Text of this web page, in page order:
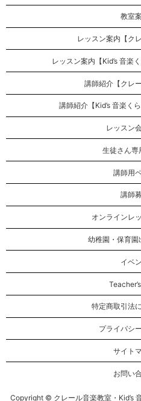
教室
レッスン案内【ク
レッスン案内【Kid’s 音楽
講師紹介【クレ
講師紹介【Kid’s 音楽く
レッスン
生徒さん専
講師用
講師
オンラインレ
幼稚園・保育園
イベ
特定商取引法
プライバシ
サイト
お問い
Copyright © クレール音楽教室・Kid’s